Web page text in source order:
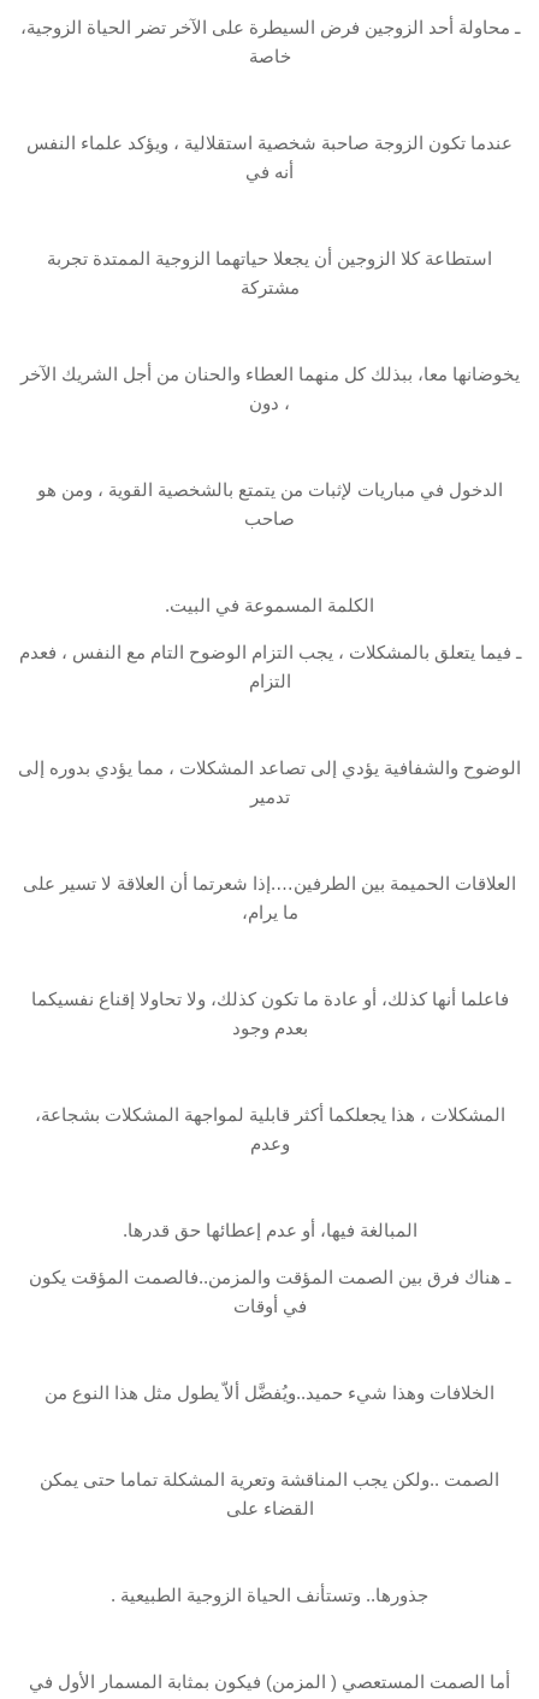
ـ محاولة أحد الزوجين فرض السيطرة على الآخر تضر الحياة الزوجية،
خاصة
عندما تكون الزوجة صاحبة شخصية استقلالية ، ويؤكد علماء النفس
أنه في
استطاعة كلا الزوجين أن يجعلا حياتهما الزوجية الممتدة تجربة
مشتركة
يخوضانها معا، ببذلك كل منهما العطاء والحنان من أجل الشريك الآخر
، دون
الدخول في مباريات لإثبات من يتمتع بالشخصية القوية ، ومن هو
صاحب
الكلمة المسموعة في البيت.
ـ فيما يتعلق بالمشكلات ، يجب التزام الوضوح التام مع النفس ، فعدم
التزام
الوضوح والشفافية يؤدي إلى تصاعد المشكلات ، مما يؤدي بدوره إلى
تدمير
العلاقات الحميمة بين الطرفين….إذا شعرتما أن العلاقة لا تسير على
ما يرام،
فاعلما أنها كذلك، أو عادة ما تكون كذلك، ولا تحاولا إقناع نفسيكما
بعدم وجود
المشكلات ، هذا يجعلكما أكثر قابلية لمواجهة المشكلات بشجاعة،
وعدم
المبالغة فيها، أو عدم إعطائها حق قدرها.
ـ هناك فرق بين الصمت المؤقت والمزمن..فالصمت المؤقت يكون
في أوقات
الخلافات وهذا شيء حميد..ويُفضَّل ألاّ يطول مثل هذا النوع من
الصمت ..ولكن يجب المناقشة وتعرية المشكلة تماما حتى يمكن
القضاء على
جذورها.. وتستأنف الحياة الزوجية الطبيعية .
أما الصمت المستعصي ( المزمن) فيكون بمثابة المسمار الأول في